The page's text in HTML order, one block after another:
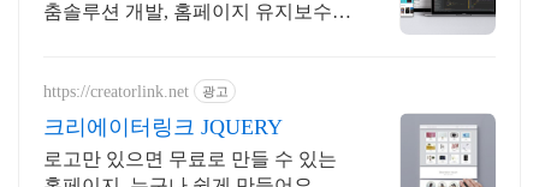
춤솔루션 개발, 홈페이지 유지보수,
https://creatorlink.net 광고
크리에이터링크 JQUERY
로고만 있으면 무료로 만들 수 있는